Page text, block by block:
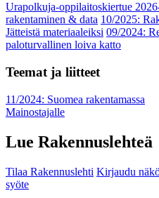
Urapolkuja-oppilaitoskiertue
rakentaminen & data 10/2025:
Jätteistä materiaaleiksi 09/2024:
paloturvallinen loiva katto
Teemat ja liitteet
11/2024: Suomea rakentamassa
Mainostajalle
Lue Rakennuslehteä
Tilaa Rakennuslehti Kirjaudu
syöte